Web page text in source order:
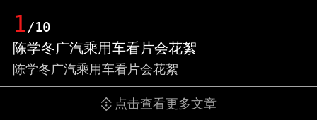
1/10
陈学冬广汽乘用车看片会花絮
陈学冬广汽乘用车看片会花絮
点击查看更多文章